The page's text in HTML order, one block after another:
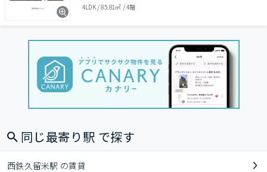
4LDK/85.81㎡ /4階
同じ最寄り駅 で探す
西鉄久留米駅 の賃貸